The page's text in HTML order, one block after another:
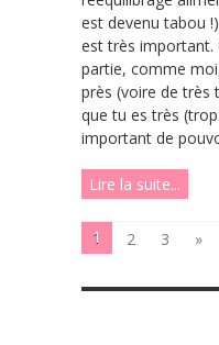
est devenu tabou
est très important.
partie, comme
près (voire de très
que tu es très
important de
Lire la suite...
1 2 3 »